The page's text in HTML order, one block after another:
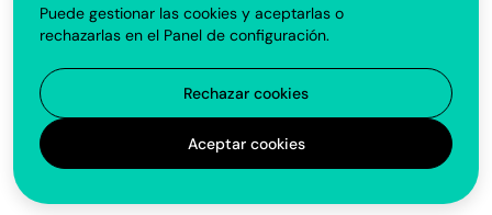
Puede gestionar las cookies y aceptarlas o
rechazarlas en el Panel de configuración.
Aceptar cookies
Rechazar cookies